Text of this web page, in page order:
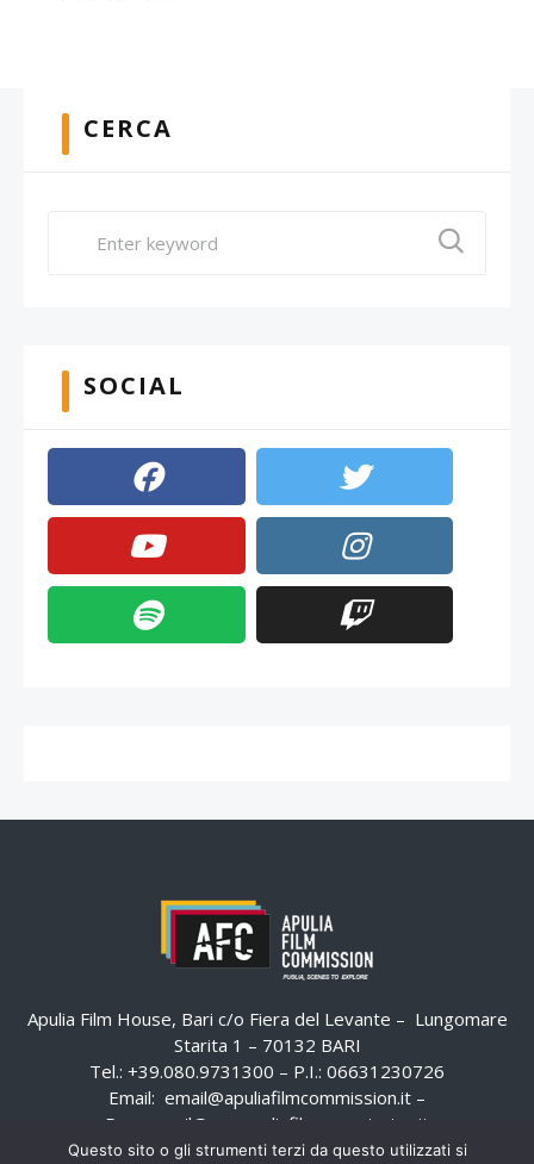
CERCA
SOCIAL
Apulia Film House, Bari c/o Fiera del Levante – Lungomare
Starita 1 – 70132 BARI
Tel.: +39.080.9731300 – P.I.: 06631230726
Email: email@apuliafilmcommission.it –
Pec:
email@pec.apuliafilmcommission.it
Questo sito o gli strumenti terzi da questo utilizzati si